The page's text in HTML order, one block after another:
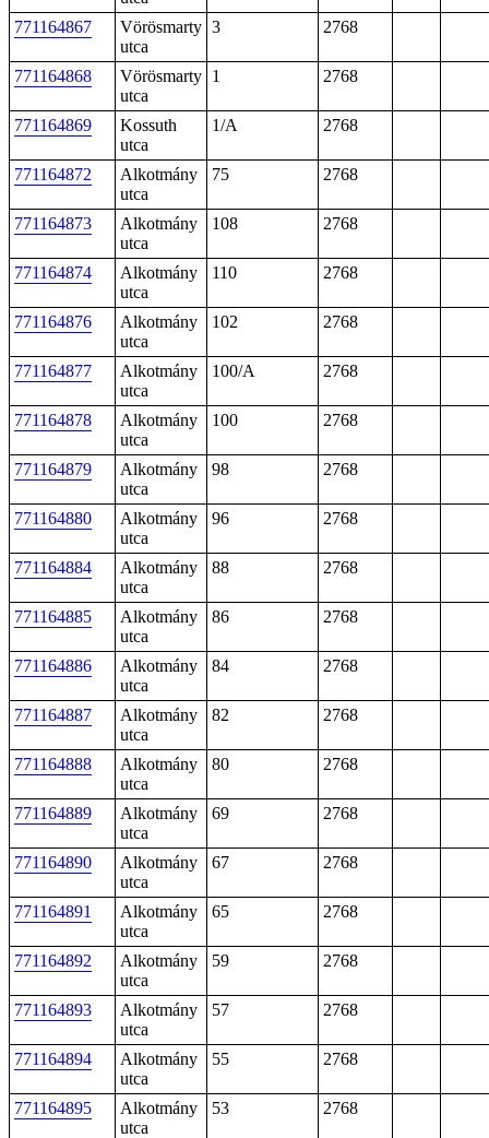
771164867
Vörösmarty
utca
3 2768
771164868
Vörösmarty
utca
1 2768
771164869
Kossuth
utca
1/A 2768
771164872
Alkotmány
utca
75 2768
771164873
Alkotmány
utca
108 2768
771164874
Alkotmány
utca
110 2768
771164876
Alkotmány
utca
102 2768
771164877
Alkotmány
utca
100/A 2768
771164878
Alkotmány
utca
100 2768
771164879
Alkotmány
utca
98 2768
771164880
Alkotmány
utca
96 2768
771164884
Alkotmány
utca
88 2768
771164885
Alkotmány
utca
86 2768
771164886
Alkotmány
utca
84 2768
771164887
Alkotmány
utca
82 2768
771164888
Alkotmány
utca
80 2768
771164889
Alkotmány
utca
69 2768
771164890
Alkotmány
utca
67 2768
771164891
Alkotmány
utca
65 2768
771164892
Alkotmány
utca
59 2768
771164893
Alkotmány
utca
57 2768
771164894
Alkotmány
utca
55 2768
771164895
Alkotmány
utca
53 2768